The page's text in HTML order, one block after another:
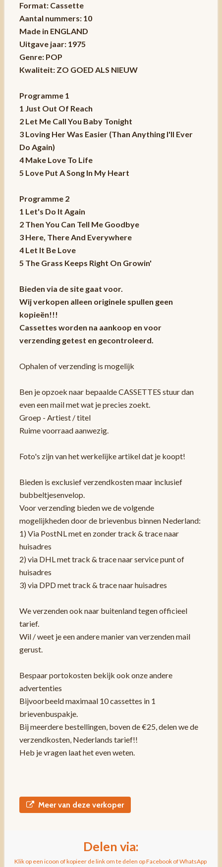
Format: Cassette
Aantal nummers: 10
Made in ENGLAND
Uitgave jaar: 1975
Genre: POP
Kwaliteit: ZO GOED ALS NIEUW
Programme 1
1 Just Out Of Reach
2 Let Me Call You Baby Tonight
3 Loving Her Was Easier (Than Anything I'll Ever
Do Again)
4 Make Love To Life
5 Love Put A Song In My Heart
Programme 2
1 Let's Do It Again
2 Then You Can Tell Me Goodbye
3 Here, There And Everywhere
4 Let It Be Love
5 The Grass Keeps Right On Growin'
Bieden via de site gaat voor.
Wij verkopen alleen originele spullen geen
kopieën!!!
Cassettes worden na aankoop en voor
verzending getest en gecontroleerd.
Ophalen of verzending is mogelijk
Ben je opzoek naar bepaalde CASSETTES stuur dan
even een mail met wat je precies zoekt.
Groep - Artiest / titel
Ruime voorraad aanwezig.
Foto's zijn van het werkelijke artikel dat je koopt!
Bieden is exclusief verzendkosten maar inclusief
bubbeltjesenvelop.
Voor verzending bieden we de volgende
mogelijkheden door de brievenbus binnen Nederland:
1) Via PostNL met en zonder track & trace naar
huisadres
2) via DHL met track & trace naar service punt of
huisadres
3) via DPD met track & trace naar huisadres
We verzenden ook naar buitenland tegen officieel
tarief.
Wil / weet je een andere manier van verzenden mail
gerust.
Bespaar portokosten bekijk ook onze andere
advertenties
Bijvoorbeeld maximaal 10 cassettes in 1
brievenbuspakje.
Bij meerdere bestellingen, boven de €25, delen we de
verzendkosten, Nederlands tarief!!
Heb je vragen laat het even weten.
Meer van deze verkoper
Delen via:
Klik op een icoon of kopieer de link om te delen op Facebook of WhatsApp